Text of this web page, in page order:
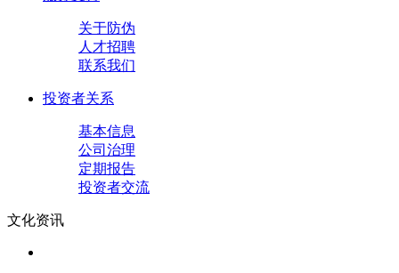
关于防伪
人才招聘
联系我们
投资者关系
基本信息
公司治理
定期报告
投资者交流
文化资讯